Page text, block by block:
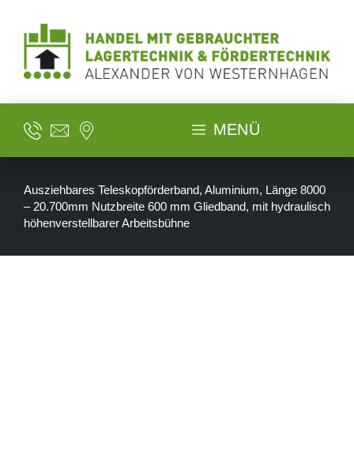
MENÜ
Ausziehbares Teleskopförderband, Aluminium, Länge 8000
– 20.700mm Nutzbreite 600 mm Gliedband, mit hydraulisch
höhenverstellbarer Arbeitsbühne